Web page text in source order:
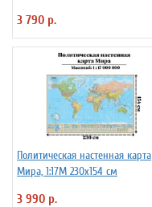
3 790 р.
Политическая настенная карта
Мира, 1:17М 230х154 см
3 990 р.